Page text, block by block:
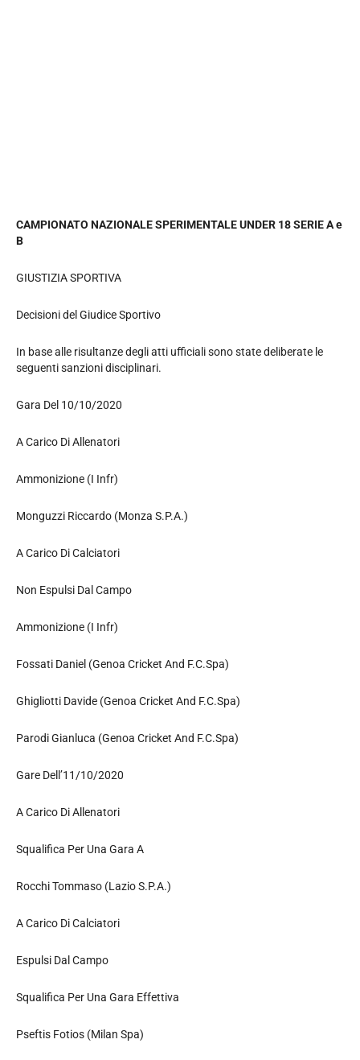
CAMPIONATO NAZIONALE SPERIMENTALE UNDER 18 SERIE A e
B
GIUSTIZIA SPORTIVA
Decisioni del Giudice Sportivo
In base alle risultanze degli atti ufficiali sono state deliberate le
seguenti sanzioni disciplinari.
Gara Del 10/10/2020
A Carico Di Allenatori
Ammonizione (I Infr)
Monguzzi Riccardo (Monza S.P.A.)
A Carico Di Calciatori
Non Espulsi Dal Campo
Ammonizione (I Infr)
Fossati Daniel (Genoa Cricket And F.C.Spa)
Ghigliotti Davide (Genoa Cricket And F.C.Spa)
Parodi Gianluca (Genoa Cricket And F.C.Spa)
Gare Dell’11/10/2020
A Carico Di Allenatori
Squalifica Per Una Gara A
Rocchi Tommaso (Lazio S.P.A.)
A Carico Di Calciatori
Espulsi Dal Campo
Squalifica Per Una Gara Effettiva
Pseftis Fotios (Milan Spa)